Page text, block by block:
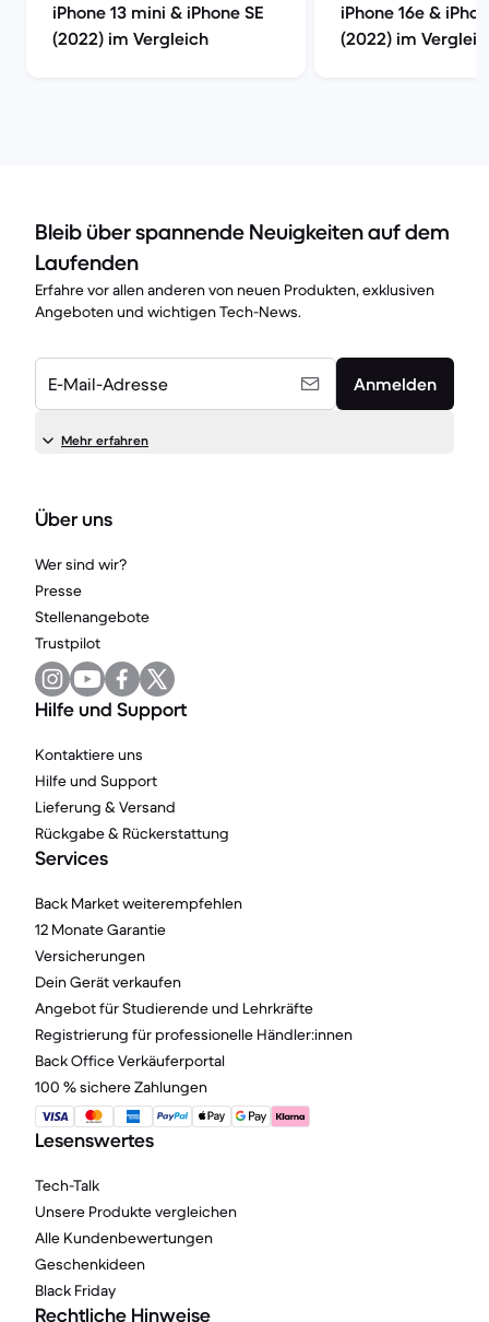
iPhone 13 mini & iPhone SE
(2022) im Vergleich
iPhone 16e &
(2022) im
Bleib über spannende Neuigkeiten auf dem
Laufenden
Erfahre vor allen anderen von neuen Produkten, exklusiven
Angeboten und wichtigen Tech-News.
E-Mail-Adresse Anmelden
Mehr erfahren
Über uns
Wer sind wir?
Presse
Stellenangebote
Trustpilot
Hilfe und Support
Kontaktiere uns
Hilfe und Support
Lieferung & Versand
Rückgabe & Rückerstattung
Services
Back Market weiterempfehlen
12 Monate Garantie
Versicherungen
Dein Gerät verkaufen
Angebot für Studierende und Lehrkräfte
Registrierung für professionelle Händler:innen
Back Office Verkäuferportal
100 % sichere Zahlungen
Lesenswertes
Tech-Talk
Unsere Produkte vergleichen
Alle Kundenbewertungen
Geschenkideen
Black Friday
Rechtliche Hinweise